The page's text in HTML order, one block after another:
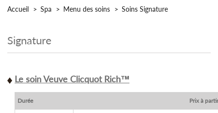
Accueil Spa Menu des soins Soins Signature
Signature
Le soin Veuve Clicquot Rich™
Durée Prix à